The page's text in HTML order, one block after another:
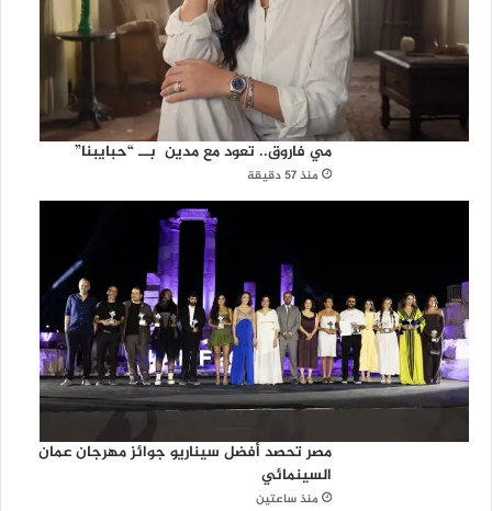
مي فاروق.. تعود مع مدين بــ “حبايبنا”
منذ 57 دقيقة
مصر تحصد أفضل سيناريو جوائز مهرجان عمان
السينمائي
منذ ساعتين